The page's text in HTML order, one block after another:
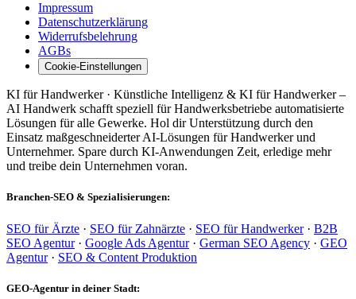
Impressum
Datenschutzerklärung
Widerrufsbelehrung
AGBs
Cookie-Einstellungen
KI für Handwerker · Künstliche Intelligenz & KI für Handwerker –
AI Handwerk schafft speziell für Handwerksbetriebe automatisierte
Lösungen für alle Gewerke. Hol dir Unterstützung durch den
Einsatz maßgeschneiderter AI-Lösungen für Handwerker und
Unternehmer. Spare durch KI-Anwendungen Zeit, erledige mehr
und treibe dein Unternehmen voran.
Branchen-SEO & Spezialisierungen:
SEO für Ärzte · SEO für Zahnärzte · SEO für Handwerker· B2B
SEO Agentur· Google Ads Agentur· German SEO Agency · GEO
Agentur· SEO & Content Produktion
GEO-Agentur in deiner Stadt: